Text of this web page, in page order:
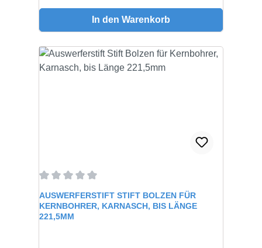
In den Warenkorb
Durchschnittliche Bewertung von 0 von 5 Sternen
AUSWERFERSTIFT STIFT BOLZEN FÜR
KERNBOHRER, KARNASCH, BIS LÄNGE
221,5MM